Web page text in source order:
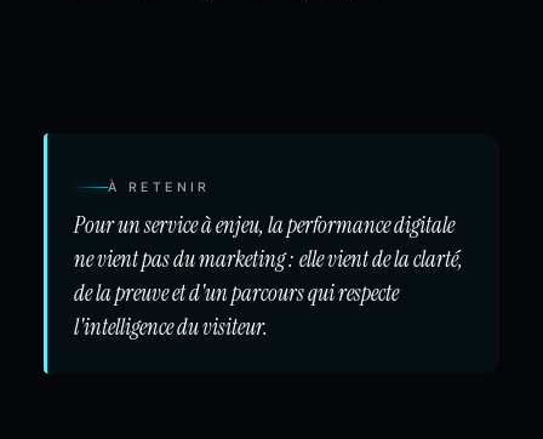
À RETENIR
Pour un service à enjeu, la performance digitale
ne vient pas du marketing : elle vient de la clarté,
de la preuve et d'un parcours qui respecte
l'intelligence du visiteur.